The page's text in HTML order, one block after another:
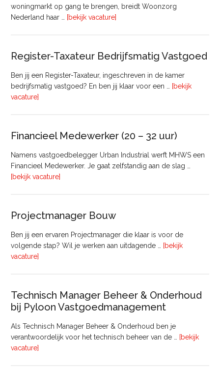
woningmarkt op gang te brengen, breidt Woonzorg
Nederland haar …
[bekijk vacature]
Register-Taxateur Bedrijfsmatig Vastgoed
Ben jij een Register-Taxateur, ingeschreven in de kamer
bedrijfsmatig vastgoed? En ben jij klaar voor een …
[bekijk
vacature]
Financieel Medewerker (20 – 32 uur)
Namens vastgoedbelegger Urban Industrial werft MHWS een
Financieel Medewerker. Je gaat zelfstandig aan de slag …
[bekijk vacature]
32
uur)
Projectmanager Bouw
Ben jij een ervaren Projectmanager die klaar is voor de
volgende stap? Wil je werken aan uitdagende …
[bekijk
vacature]
Technisch Manager Beheer & Onderhoud
bij Pyloon Vastgoedmanagement
Als Technisch Manager Beheer & Onderhoud ben je
verantwoordelijk voor het technisch beheer van de …
[bekijk
vacature]